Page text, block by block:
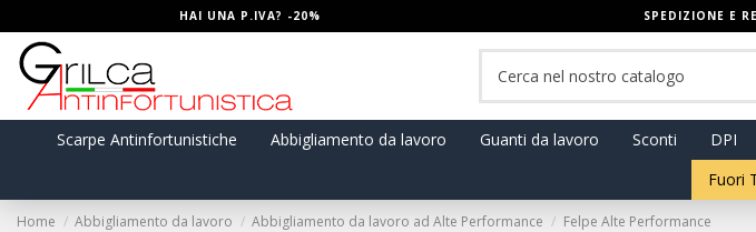
HAI UNA P.IVA? -20% SPEDIZIONE E
Scarpe Antinfortunistiche
Abbigliamento da lavoro Guanti da lavoro Sconti DPI
Fuori
Home Abbigliamento da lavoro Abbigliamento da lavoro ad Alte Performance Felpe Alte Performance